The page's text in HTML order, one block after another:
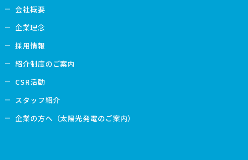
会社概要
企業理念
採用情報
紹介制度のご案内
CSR活動
スタッフ紹介
企業の方へ（太陽光発電のご案内）